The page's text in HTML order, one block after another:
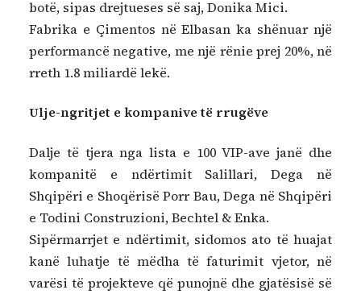
botë, sipas drejtueses së saj, Donika Mici.
Fabrika e Çimentos në Elbasan ka shënuar një
performancë negative, me një rënie prej 20%, në
rreth 1.8 miliardë lekë.
Ulje-ngritjet e kompanive të rrugëve
Dalje të tjera nga lista e 100 VIP-ave janë dhe
kompanitë e ndërtimit Salillari, Dega në
Shqipëri e Shoqërisë Porr Bau, Dega në Shqipëri
e Todini Construzioni, Bechtel & Enka.
Sipërmarrjet e ndërtimit, sidomos ato të huajat
kanë luhatje të mëdha të faturimit vjetor, në
varësi të projekteve që punojnë dhe gjatësisë së